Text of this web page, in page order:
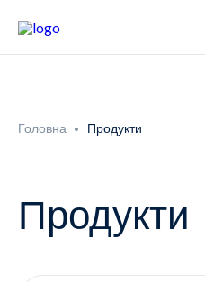
Новини
Головна Продукти
Продукти